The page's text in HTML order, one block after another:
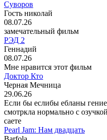
Суворов
Гость николай
08.07.26
замечательный фильм
РЭД 2
Геннадий
08.07.26
Мне нравится этот фильм
Доктор Кто
Черная Мечница
29.06.26
Если бы еслибы ебланы
смотркла нормально с
саете
Pearl Jam: Нам двадцать